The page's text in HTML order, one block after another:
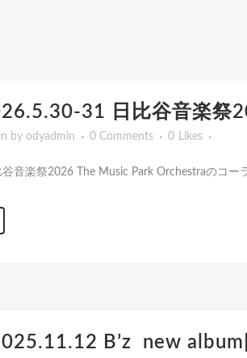
31 日比谷音楽祭
in by odyadmin 0 Comments 0 Likes
音楽祭2026 The Music Park Orchestraのコー
B’z new